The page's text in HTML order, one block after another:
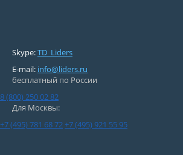
Skype:TD_Liders
E-mail: info@liders.ru
бесплатный по России
8 (800) 250 02 82
Для Москвы:
+7 (495) 781 68 72+7 (495) 921 55 95